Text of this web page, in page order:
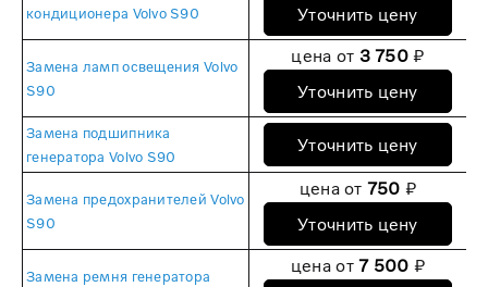
кондиционера Volvo S90
Уточнить цену
Замена ламп освещения Volvo
S90
цена от 3 750 ₽
Уточнить цену
Замена подшипника
генератора Volvo S90
Уточнить цену
Замена предохранителей Volvo
S90
цена от 750 ₽
Уточнить цену
Замена ремня генератора
цена от7 500 ₽